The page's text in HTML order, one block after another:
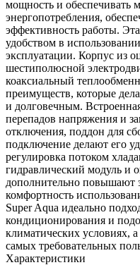
мощность и обеспечивать
энергопотребления,
эффективность работы.
удобством в
эксплуатации. Корпус из
шестиполюсной
коаксиальный
преимуществ, которые
и долговечным.
перепадов напряжения и
отключения, поддон для
подключение делают его
регулировка потоком
гидравлический модуль и
дополнительно повышают
комфортность
Super Aqua идеально
кондиционирования и
климатических условиях,
самых требовательных
Характеристики